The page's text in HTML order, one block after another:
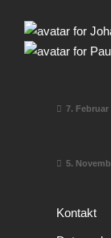
7. Februar
5.
Kontakt